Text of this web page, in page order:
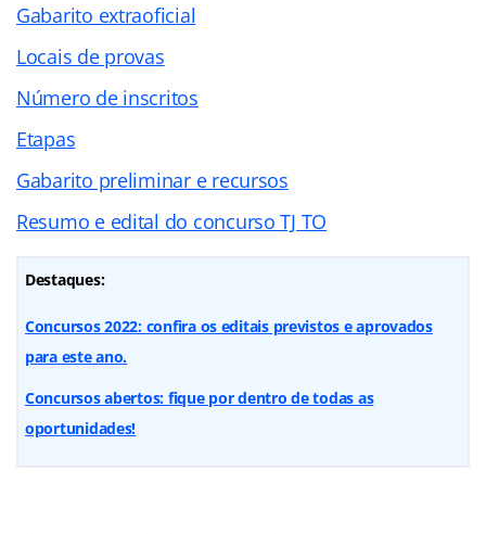
Gabarito extraoficial
Locais de provas
Número de inscritos
Etapas
Gabarito preliminar e recursos
Resumo e edital do concurso TJ TO
Destaques:
Concursos 2022: confira os editais previstos e aprovados
para este ano.
Concursos abertos: fique por dentro de todas as
oportunidades!